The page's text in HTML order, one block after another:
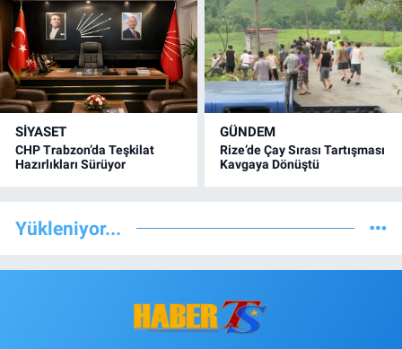
SİYASET
CHP Trabzon’da Teşkilat
Hazırlıkları Sürüyor
GÜNDEM
Rize’de Çay Sırası Tartışması
Kavgaya Dönüştü
Yükleniyor...